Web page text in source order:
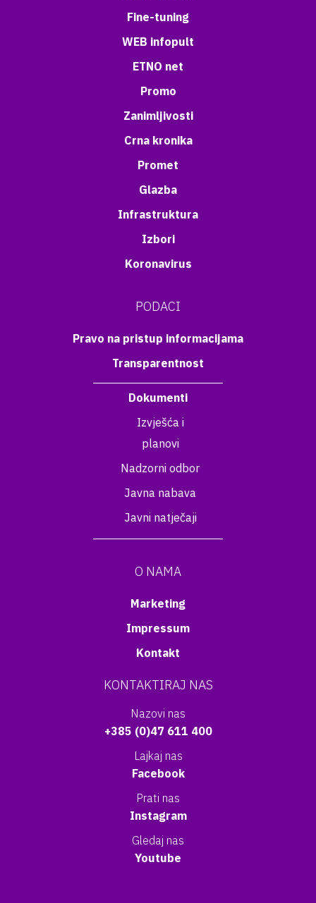
Fine-tuning
WEB infopult
ETNO net
Promo
Zanimljivosti
Crna kronika
Promet
Glazba
Infrastruktura
Izbori
Koronavirus
PODACI
Pravo na pristup informacijama
Transparentnost
Dokumenti
Izvješća i
planovi
Nadzorni odbor
Javna nabava
Javni natječaji
O NAMA
Marketing
Impressum
Kontakt
KONTAKTIRAJ NAS
Nazovi nas
+385 (0)47 611 400
Lajkaj nas
Facebook
Prati nas
Instagram
Gledaj nas
Youtube